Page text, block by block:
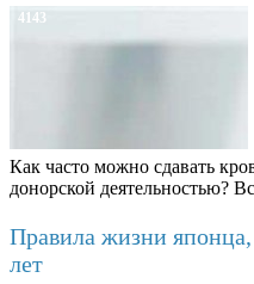
4143
Как часто можно сдавать
донорской деятельностью?
Правила жизни
лет